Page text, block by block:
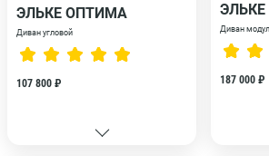
ЭЛЬКЕ ОПТИМА
Диван угловой
107 800 ₽
Диван
187 000 ₽